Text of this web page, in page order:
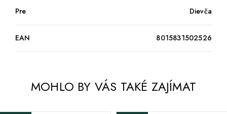
Pre Dievča
EAN 8015831502526
MOHLO BY VÁS TAKÉ ZAJÍMAT